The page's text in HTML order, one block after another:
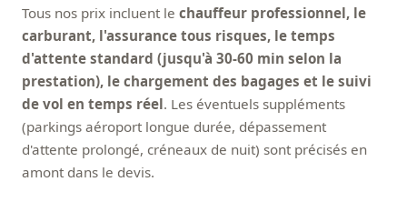
Tous nos prix incluent le chauffeur professionnel, le
carburant, l'assurance tous risques, le temps
d'attente standard (jusqu'à 30-60 min selon la
prestation), le chargement des bagages et le suivi
de vol en temps réel. Les éventuels suppléments
(parkings aéroport longue durée, dépassement
d'attente prolongé, créneaux de nuit) sont précisés en
amont dans le devis.